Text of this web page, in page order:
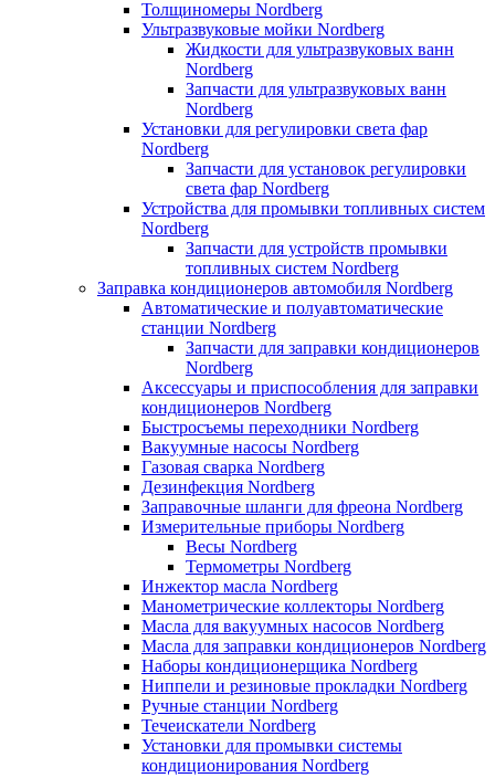
Толщиномеры Nordberg
Ультразвуковые мойки Nordberg
Жидкости для ультразвуковых ванн
Nordberg
Запчасти для ультразвуковых ванн
Nordberg
Установки для регулировки света фар
Nordberg
Запчасти для установок регулировки
света фар Nordberg
Устройства для промывки топливных систем
Nordberg
Запчасти для устройств промывки
топливных систем Nordberg
Заправка кондиционеров автомобиля Nordberg
Автоматические и полуавтоматические
станции Nordberg
Запчасти для заправки кондиционеров
Nordberg
Аксессуары и приспособления для заправки
кондиционеров Nordberg
Быстросъемы переходники Nordberg
Вакуумные насосы Nordberg
Газовая сварка Nordberg
Дезинфекция Nordberg
Заправочные шланги для фреона Nordberg
Измерительные приборы Nordberg
Весы Nordberg
Термометры Nordberg
Инжектор масла Nordberg
Манометрические коллекторы Nordberg
Масла для вакуумных насосов Nordberg
Масла для заправки кондиционеров Nordberg
Наборы кондиционерщика Nordberg
Ниппели и резиновые прокладки Nordberg
Ручные станции Nordberg
Течеискатели Nordberg
Установки для промывки системы
кондиционирования Nordberg